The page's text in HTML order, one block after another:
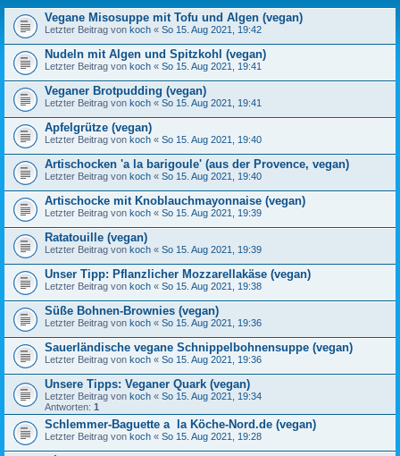
Vegane Misosuppe mit Tofu und Algen (vegan)
Letzter Beitrag von koch « So 15. Aug 2021, 19:42
Nudeln mit Algen und Spitzkohl (vegan)
Letzter Beitrag von koch « So 15. Aug 2021, 19:41
Veganer Brotpudding (vegan)
Letzter Beitrag von koch « So 15. Aug 2021, 19:41
Apfelgrütze (vegan)
Letzter Beitrag von koch « So 15. Aug 2021, 19:40
Artischocken 'a la barigoule' (aus der Provence, vegan)
Letzter Beitrag von koch « So 15. Aug 2021, 19:40
Artischocke mit Knoblauchmayonnaise (vegan)
Letzter Beitrag von koch « So 15. Aug 2021, 19:39
Ratatouille (vegan)
Letzter Beitrag von koch « So 15. Aug 2021, 19:39
Unser Tipp: Pflanzlicher Mozzarellakäse (vegan)
Letzter Beitrag von koch « So 15. Aug 2021, 19:38
Süße Bohnen-Brownies (vegan)
Letzter Beitrag von koch « So 15. Aug 2021, 19:36
Sauerländische vegane Schnippelbohnensuppe (vegan)
Letzter Beitrag von koch « So 15. Aug 2021, 19:36
Unsere Tipps: Veganer Quark (vegan)
Letzter Beitrag von koch « So 15. Aug 2021, 19:34
Antworten: 1
Schlemmer-Baguette a la Köche-Nord.de (vegan)
Letzter Beitrag von koch « So 15. Aug 2021, 19:28